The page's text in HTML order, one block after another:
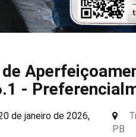
de
-
de janeiro de 2026,
PB